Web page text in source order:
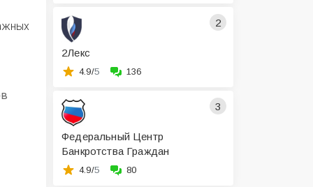
2
2Лекс
4.9/5 136
3
Федеральный Центр
Банкротства Граждан
4.9/5 80